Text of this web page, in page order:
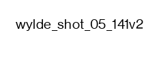
wylde_shot_05_141v2